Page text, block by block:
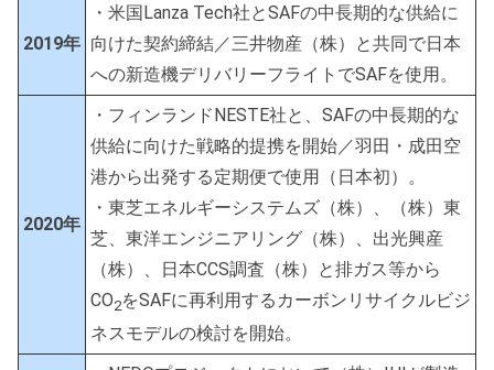
2019年
・米国Lanza Tech社とSAFの中長期的な供給に
向けた契約締結／三井物産（株）と共同で日本
への新造機デリバリーフライトでSAFを使用。
2020年
・フィンランドNESTE社と、SAFの中長期的な
供給に向けた戦略的提携を開始／羽田・成田空
港から出発する定期便で使用（日本初）。
・東芝エネルギーシステムズ（株）、（株）東
芝、東洋エンジニアリング（株）、出光興産
（株）、日本CCS調査（株）と排ガス等から
CO2をSAFに再利用するカーボンリサイクルビジ
ネスモデルの検討を開始。